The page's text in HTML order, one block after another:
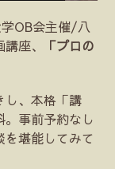
OB会主催/八
座、
「プロの
し、本格「講
事前予約なし
堪能してみて